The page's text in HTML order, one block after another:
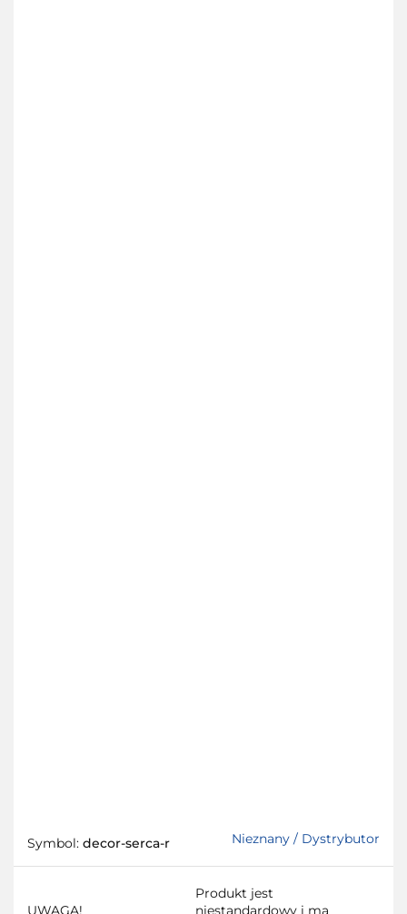
Symbol: decor-serca-r Nieznany / Dystrybutor
UWAGA!
Produkt jest
niestandardowy i ma